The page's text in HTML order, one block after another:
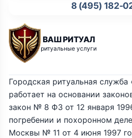
ВАШ РИТУАЛ
ритуальные услуги
8 (495) 182-
Городская ритуальная служба
работает на основании
закон № 8 ФЗ от 12 января
погребении и похоронном
Москвы № 11 от 4 июня 1997